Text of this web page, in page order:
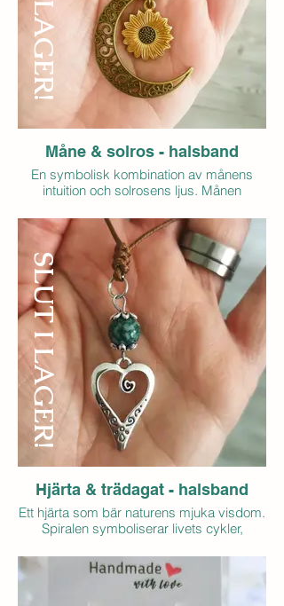
utveckling.
Detaljer:
Afrikansk turkos (jaspis)
Blad i antiksilverfärgad metall
Kedja i rostfritt stål, ca 45 + 5 cm
Pris: 60 kr (exkl. frakt)
Antal i lager: 1
Måne & solros - halsband
En symbolisk kombination av månens
intuition och solrosens ljus. Månen
vägledning, medan solrosen står för
glädje, hopp och att vända sig mot ljuset.
Tillsammans blir det ett smycke som
påminner om att följa både din inre
kompass och det ljus som leder dig
framåt.
Detaljer:
- Måne: bronsfärgad metall
- Solros: Metallegering
- Justerbart snöre i polyester med
dubbelknut
- Pris: 55 kr (exkl. frakt)
- Antal i lager: 0
Hjärta & trädagat - halsband
Ett hjärta som bär naturens mjuka visdom.
Spiralen symboliserar livets cykler,
trädagat förknippas med balans, jordning
och förbindelse med naturen.
SLUT I LAGER!